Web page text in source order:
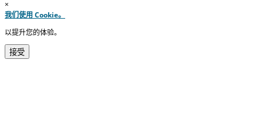
×
我们使用 Cookie。
以提升您的体验。
接受